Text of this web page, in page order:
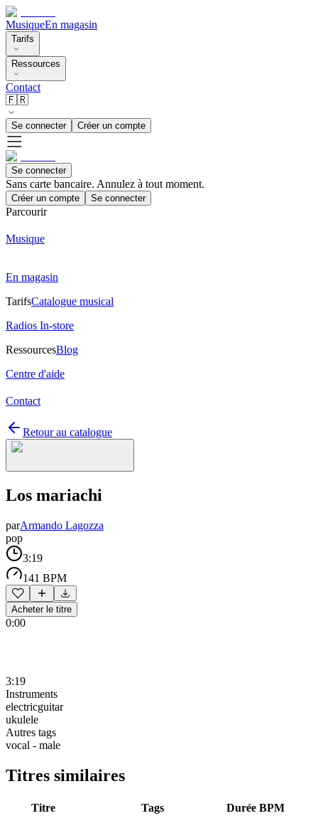
MusiqueEn magasin
Tarifs
Ressources
Contact
🇫🇷
Se connecter Créer un compte
Se connecter
Sans carte bancaire. Annulez à tout moment.
Créer un compte Se connecter
Parcourir
Musique
En magasin
TarifsCatalogue musical
Radios In-store
RessourcesBlog
Centre d'aide
Contact
Retour au catalogue
Los mariachi
parArmando Lagozza
pop
3:19
141 BPM
Acheter le titre
0:00
3:19
Instruments
electricguitar
ukulele
Autres tags
vocal - male
Titres similaires
Titre Tags Durée BPM